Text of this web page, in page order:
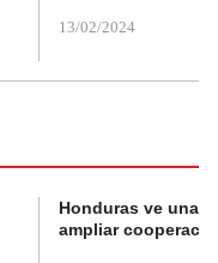
13/02/2024
Honduras ve una
ampliar